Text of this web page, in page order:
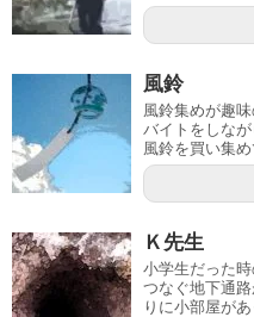
風鈴
風鈴集めが趣
バイトをしな
風鈴を買い集
Ｋ先生
小学生だった
つなぐ地下通
りに小部屋が